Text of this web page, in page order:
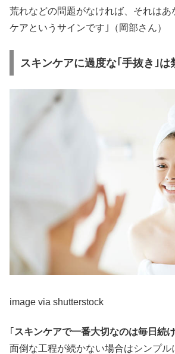
荒れなどの問題がなければ、それはあ
ケアというサインです｣（岡部さん）
スキンケアに過度な｢手抜き｣は
image via shutterstock
｢ スキンケアで一番大切なのは毎日続
面倒な工程が続かない場合はシンプル